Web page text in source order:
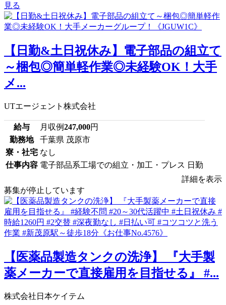
見る
【日勤&土日祝休み】電子部品の組立て
～梱包◎簡単軽作業◎未経験OK！大手
メ...
UTエージェント株式会社
給与 月収例247,000円
勤務地
千葉県 茂原市
寮・社宅 なし
仕事内容 電子部品系工場での組立・加工・プレス 日勤
詳細を表示
募集が停止しています
【医薬品製造タンクの洗浄】 『大手製
薬メーカーで直接雇用を目指せる』 #...
株式会社日本ケイテム